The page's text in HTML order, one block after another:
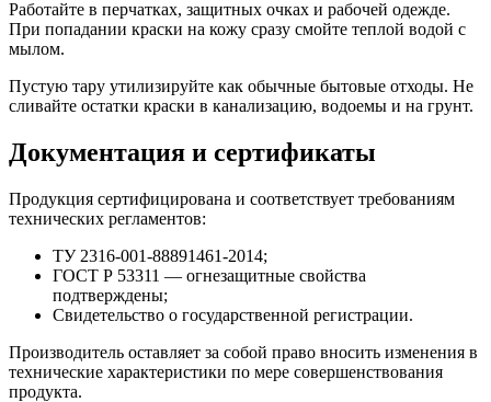
Работайте в перчатках, защитных очках и рабочей одежде.
При попадании краски на кожу сразу смойте теплой водой с
мылом.
Пустую тару утилизируйте как обычные бытовые отходы. Не
сливайте остатки краски в канализацию, водоемы и на грунт.
Документация и сертификаты
Продукция сертифицирована и соответствует требованиям
технических регламентов:
ТУ 2316-001-88891461-2014;
ГОСТ Р 53311 — огнезащитные свойства
подтверждены;
Свидетельство о государственной регистрации.
Производитель оставляет за собой право вносить изменения в
технические характеристики по мере совершенствования
продукта.